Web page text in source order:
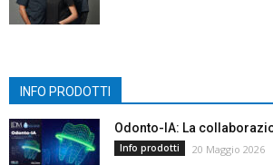
INFO PRODOTTI
Odonto-IA: La
Info prodotti 20 Maggio 2026